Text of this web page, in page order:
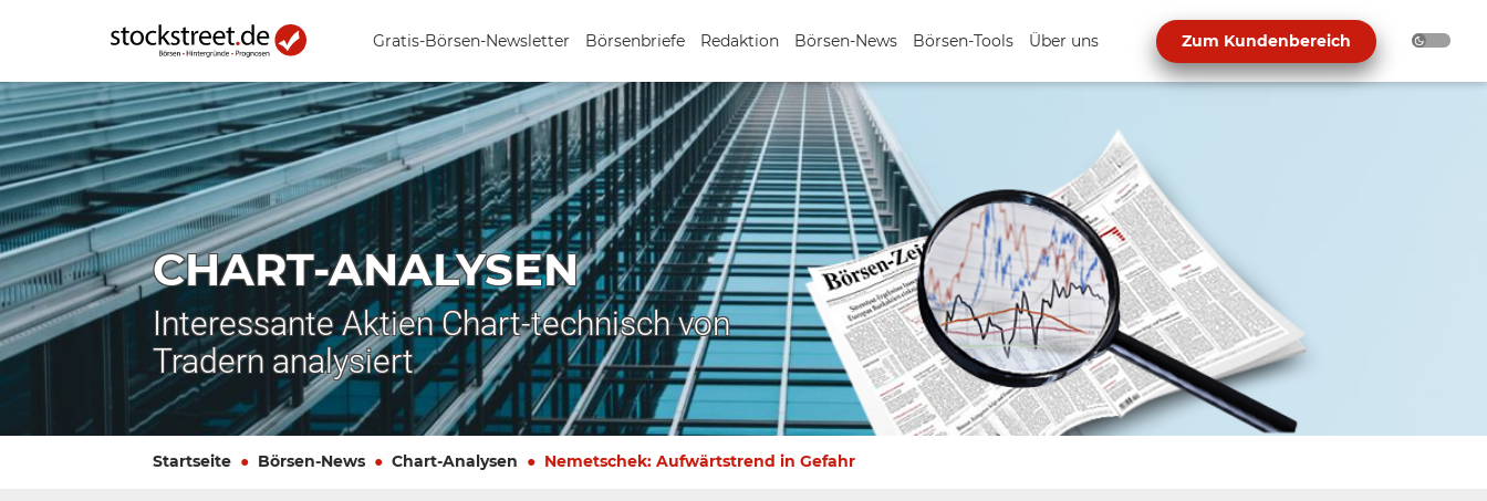
Gratis-Börsen-Newsletter Börsenbriefe Redaktion Börsen-News Börsen-Tools Über uns Zum Kundenbereich
CHART-ANALYSEN
Interessante Aktien Chart-technisch von
Tradern analysiert
Startseite Börsen-News Chart-Analysen Nemetschek: Aufwärtstrend in Gefahr